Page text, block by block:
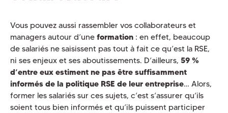
Vous pouvez aussi rassembler vos collaborateurs et
managers autour d’uneformation: en effet, beaucoup
de salariés ne saisissent pas tout à fait ce qu’est la RSE,
ni ses enjeux et ses aboutissements. D’ailleurs, 59 %
d’entre eux estiment ne pas être suffisamment
informés de la politique RSE de leur entreprise… Alors,
former les salariés sur ces sujets, c’est s’assurer qu’ils
soient tous bien informés et qu’ils puissent participer